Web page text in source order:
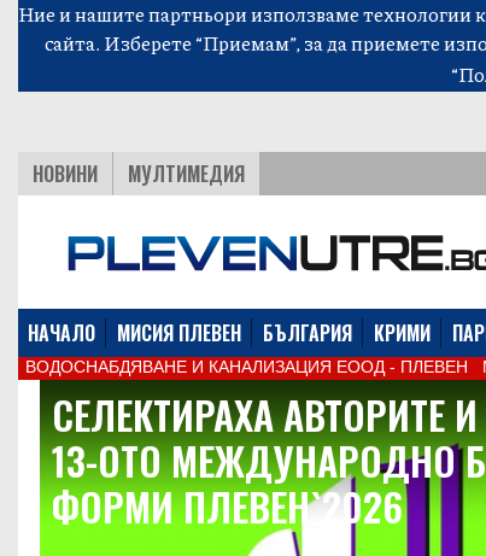
Ние и нашите партньори използваме технологии
сайта. Изберете “Приемам”, за да приемете
НОВИНИ МУЛТИМЕДИЯ
НАЧАЛО МИСИЯ ПЛЕВЕН БЪЛГАРИЯ КРИМИ
ВОДОСНАБДЯВАНЕ И КАНАЛИЗАЦИЯ ЕООД - ПЛЕВЕН
СЕЛЕКТИРАХА АВТОРИТЕ
13-ОТО МЕЖДУНАРОДНО
ФОРМИ ПЛЕВЕН`2026